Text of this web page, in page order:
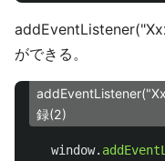
ができる。
録(2)
window.